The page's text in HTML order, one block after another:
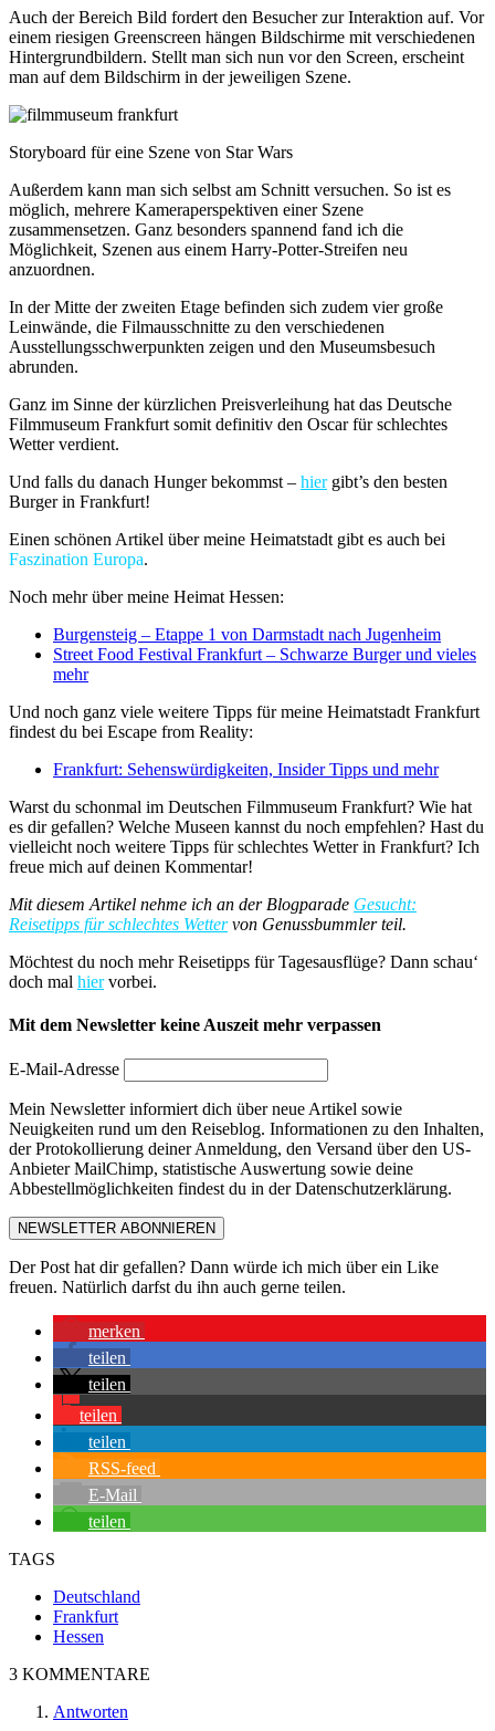
Auch der Bereich Bild fordert den Besucher zur Interaktion auf. Vor
einem riesigen Greenscreen hängen Bildschirme mit verschiedenen
Hintergrundbildern. Stellt man sich nun vor den Screen, erscheint
man auf dem Bildschirm in der jeweiligen Szene.
Storyboard für eine Szene von Star Wars
Außerdem kann man sich selbst am Schnitt versuchen. So ist es
möglich, mehrere Kameraperspektiven einer Szene
zusammensetzen. Ganz besonders spannend fand ich die
Möglichkeit, Szenen aus einem Harry-Potter-Streifen neu
anzuordnen.
In der Mitte der zweiten Etage befinden sich zudem vier große
Leinwände, die Filmausschnitte zu den verschiedenen
Ausstellungsschwerpunkten zeigen und den Museumsbesuch
abrunden.
Ganz im Sinne der kürzlichen Preisverleihung hat das Deutsche
Filmmuseum Frankfurt somit definitiv den Oscar für schlechtes
Wetter verdient.
Und falls du danach Hunger bekommst – hiergibt’s den besten
Burger in Frankfurt!
Einen schönen Artikel über meine Heimatstadt gibt es auch bei
Faszination Europa.
Noch mehr über meine Heimat Hessen:
Burgensteig – Etappe 1 von Darmstadt nach Jugenheim
Street Food Festival Frankfurt – Schwarze Burger und vieles
mehr
Und noch ganz viele weitere Tipps für meine Heimatstadt Frankfurt
findest du bei Escape from Reality:
Frankfurt: Sehenswürdigkeiten, Insider Tipps und mehr
Warst du schonmal im Deutschen Filmmuseum Frankfurt? Wie hat
es dir gefallen? Welche Museen kannst du noch empfehlen? Hast du
vielleicht noch weitere Tipps für schlechtes Wetter in Frankfurt? Ich
freue mich auf deinen Kommentar!
Mit diesem Artikel nehme ich an der Blogparade Gesucht:
Reisetipps für schlechtes Wettervon Genussbummler teil.
Möchtest du noch mehr Reisetipps für Tagesausflüge? Dann schau‘
doch mal hiervorbei.
Mit dem Newsletter keine Auszeit mehr verpassen
E-Mail-Adresse
Mein Newsletter informiert dich über neue Artikel sowie
Neuigkeiten rund um den Reiseblog. Informationen zu den Inhalten,
der Protokollierung deiner Anmeldung, den Versand über den US-
Anbieter MailChimp, statistische Auswertung sowie deine
Abbestellmöglichkeiten findest du in der Datenschutzerklärung.
NEWSLETTER ABONNIEREN
Der Post hat dir gefallen? Dann würde ich mich über ein Like
freuen. Natürlich darfst du ihn auch gerne teilen.
merken
teilen
teilen
teilen
teilen
RSS-feed
E-Mail
teilen
TAGS
Deutschland
Frankfurt
Hessen
3 KOMMENTARE
Antworten